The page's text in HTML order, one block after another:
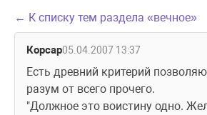
← К списку тем раздела «вечное»
Корсар05.04.2007 13:37
Есть древний критерий
разум от всего прочего.
"Должное это воистину одно.